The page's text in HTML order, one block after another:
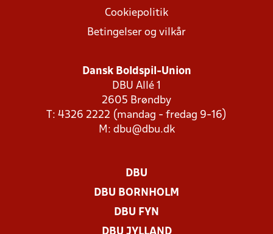
Cookiepolitik
Betingelser og vilkår
Dansk Boldspil-Union
DBU Allé 1
2605 Brøndby
T: 4326 2222 (mandag - fredag 9-16)
M: dbu@dbu.dk
DBU
DBU BORNHOLM
DBU FYN